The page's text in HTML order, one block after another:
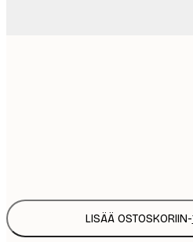
LISÄÄ OSTOSKORIIN-